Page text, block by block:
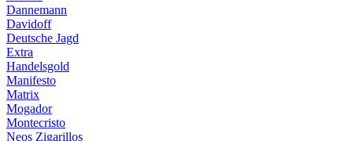
Dannemann
Davidoff
Deutsche Jagd
Extra
Handelsgold
Manifesto
Matrix
Mogador
Montecristo
Neos Zigarillos